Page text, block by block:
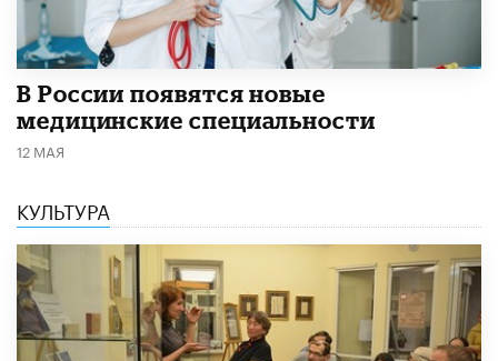
В России появятся новые
медицинские специальности
12 МАЯ
КУЛЬТУРА